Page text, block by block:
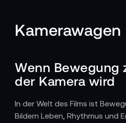
Kamerawagen
Wenn Bewegung
der Kamera wird
In der Welt des Films ist
Bildern Leben, Rhythmus und